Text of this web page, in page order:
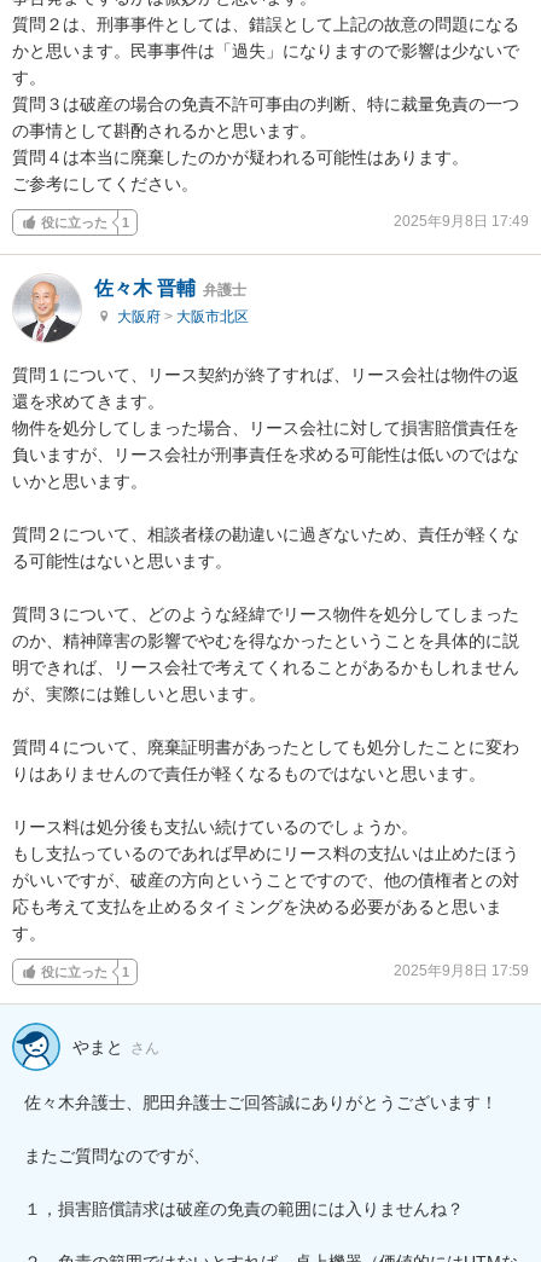
質問２は、刑事事件としては、錯誤として上記の故意の問題になる
かと思います。民事事件は「過失」になりますので影響は少ないで
す。
質問３は破産の場合の免責不許可事由の判断、特に裁量免責の一つ
の事情として斟酌されるかと思います。
質問４は本当に廃棄したのかが疑われる可能性はあります。
ご参考にしてください。
役に立った 1 2025年9月8日 17:49
佐々木 晋輔 弁護士
大阪府 > 大阪市北区
質問１について、リース契約が終了すれば、リース会社は物件の返
還を求めてきます。
物件を処分してしまった場合、リース会社に対して損害賠償責任を
負いますが、リース会社が刑事責任を求める可能性は低いのではな
いかと思います。
質問２について、相談者様の勘違いに過ぎないため、責任が軽くな
る可能性はないと思います。
質問３について、どのような経緯でリース物件を処分してしまった
のか、精神障害の影響でやむを得なかったということを具体的に説
明できれば、リース会社で考えてくれることがあるかもしれません
が、実際には難しいと思います。
質問４について、廃棄証明書があったとしても処分したことに変わ
りはありませんので責任が軽くなるものではないと思います。
リース料は処分後も支払い続けているのでしょうか。
もし支払っているのであれば早めにリース料の支払いは止めたほう
がいいですが、破産の方向ということですので、他の債権者との対
応も考えて支払を止めるタイミングを決める必要があると思いま
す。
役に立った 1 2025年9月8日 17:59
やまと さん
佐々木弁護士、肥田弁護士ご回答誠にありがとうございます！
またご質問なのですが、
１，損害賠償請求は破産の免責の範囲には入りませんね？